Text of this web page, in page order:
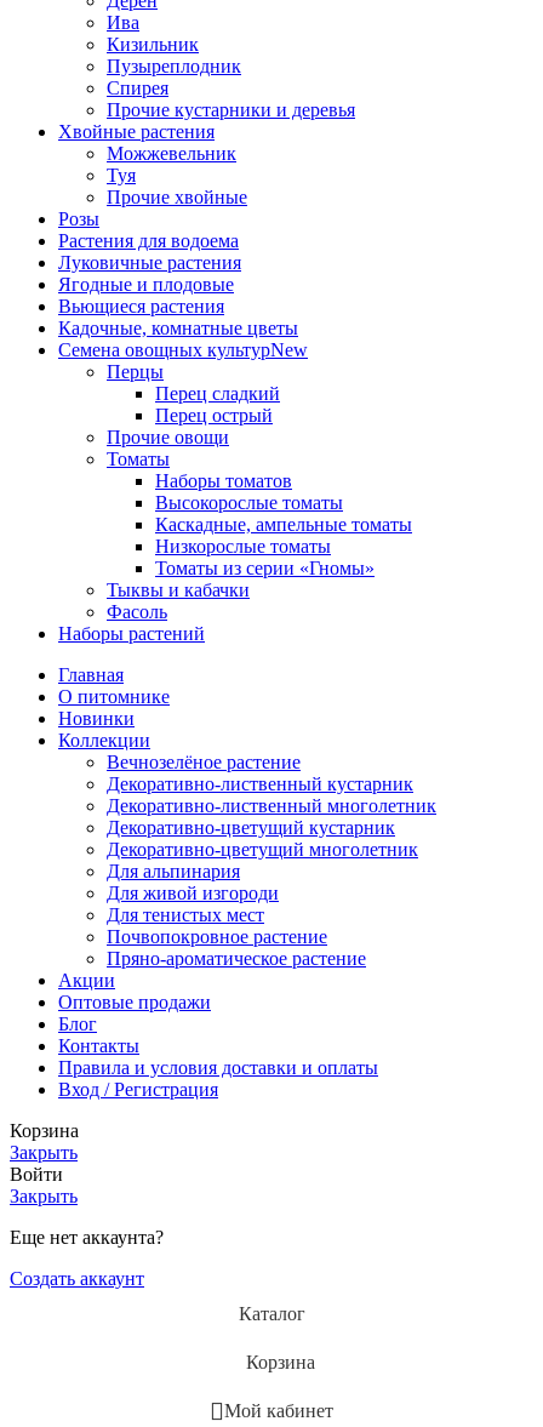
Ива
Кизильник
Пузыреплодник
Спирея
Прочие кустарники и деревья
Хвойные растения
Можжевельник
Туя
Прочие хвойные
Розы
Растения для водоема
Луковичные растения
Ягодные и плодовые
Вьющиеся растения
Кадочные, комнатные цветы
Семена овощных культурNew
Перцы
Перец сладкий
Перец острый
Прочие овощи
Томаты
Наборы томатов
Высокорослые томаты
Каскадные, ампельные томаты
Низкорослые томаты
Томаты из серии «Гномы»
Тыквы и кабачки
Фасоль
Наборы растений
Главная
О питомнике
Новинки
Коллекции
Вечнозелёное растение
Декоративно-лиственный кустарник
Декоративно-лиственный многолетник
Декоративно-цветущий кустарник
Декоративно-цветущий многолетник
Для альпинария
Для живой изгороди
Для тенистых мест
Почвопокровное растение
Пряно-ароматическое растение
Акции
Оптовые продажи
Блог
Контакты
Правила и условия доставки и оплаты
Вход / Регистрация
Корзина
Закрыть
Войти
Закрыть
Еще нет аккаунта?
Создать аккаунт
Каталог
Корзина
Мой кабинет